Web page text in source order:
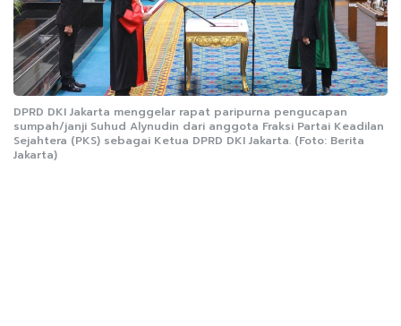
DPRD DKI Jakarta menggelar rapat paripurna pengucapan
sumpah/janji Suhud Alynudin dari anggota Fraksi Partai Keadilan
Sejahtera (PKS) sebagai Ketua DPRD DKI Jakarta. (Foto: Berita
Jakarta)